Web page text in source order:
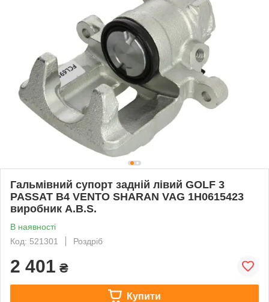
Гальмівний супорт задній лівий GOLF 3
PASSAT B4 VENTO SHARAN VAG 1H0615423
виробник A.B.S.
В наявності
Код: 521301
Роздріб
2 401 ₴
Купити